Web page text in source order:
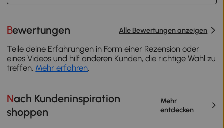
Bewertungen Alle Bewertungen anzeigen
Teile deine Erfahrungen in Form einer Rezension oder
eines Videos und hilf anderen Kunden, die richtige Wahl zu
treffen. Mehr erfahren
Nach Kundeninspiration
shoppen
Mehr
entdecken